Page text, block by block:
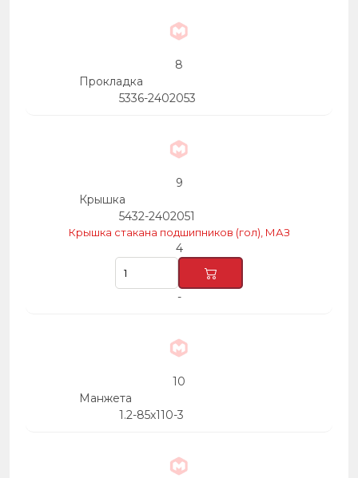
8
Прокладка
5336-2402053
9
Крышка
5432-2402051
Крышка стакана подшипников (гол), МАЗ
4
-
10
Манжета
1.2-85х110-3